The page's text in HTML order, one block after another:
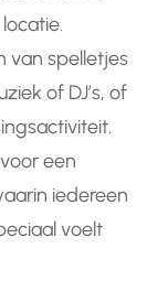
van spelletjes
of DJ’s, of
een
iedereen
voelt